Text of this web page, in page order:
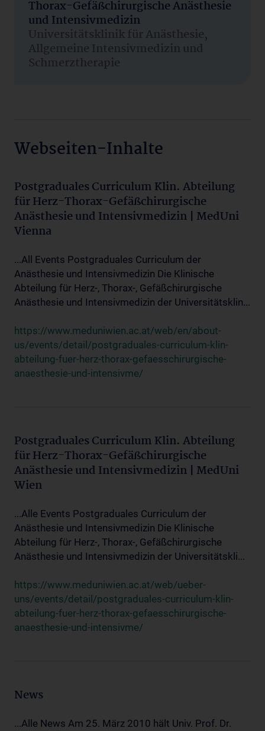
Thorax-Gefäßchirurgische Anästhesie
und Intensivmedizin
Universitätsklinik für Anästhesie,
Allgemeine Intensivmedizin und
Schmerztherapie
Webseiten-Inhalte
Postgraduales Curriculum Klin. Abteilung
für Herz-Thorax-Gefäßchirurgische
Anästhesie und Intensivmedizin | MedUni
Vienna
...All Events Postgraduales Curriculum der
Anästhesie und Intensivmedizin Die Klinische
Abteilung für Herz-, Thorax-, Gefäßchirurgische
Anästhesie und Intensivmedizin der Universitätsklin...
https://www.meduniwien.ac.at/web/en/about-
us/events/detail/postgraduales-curriculum-klin-
abteilung-fuer-herz-thorax-gefaesschirurgische-
anaesthesie-und-intensivme/
Postgraduales Curriculum Klin. Abteilung
für Herz-Thorax-Gefäßchirurgische
Anästhesie und Intensivmedizin | MedUni
Wien
...Alle Events Postgraduales Curriculum der
Anästhesie und Intensivmedizin Die Klinische
Abteilung für Herz-, Thorax-, Gefäßchirurgische
Anästhesie und Intensivmedizin der Universitätskli...
https://www.meduniwien.ac.at/web/ueber-
uns/events/detail/postgraduales-curriculum-klin-
abteilung-fuer-herz-thorax-gefaesschirurgische-
anaesthesie-und-intensivme/
News
...Alle News Am 25. März 2010 hält Univ. Prof. Dr.